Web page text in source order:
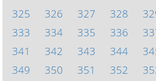
325
326 327 328
333
334 335 336
341
342 343 344
349
350 351 352